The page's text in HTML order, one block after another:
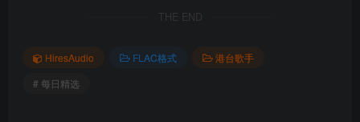
THE END
HiresAudio FLAC格式
港台歌手
# 每日精选